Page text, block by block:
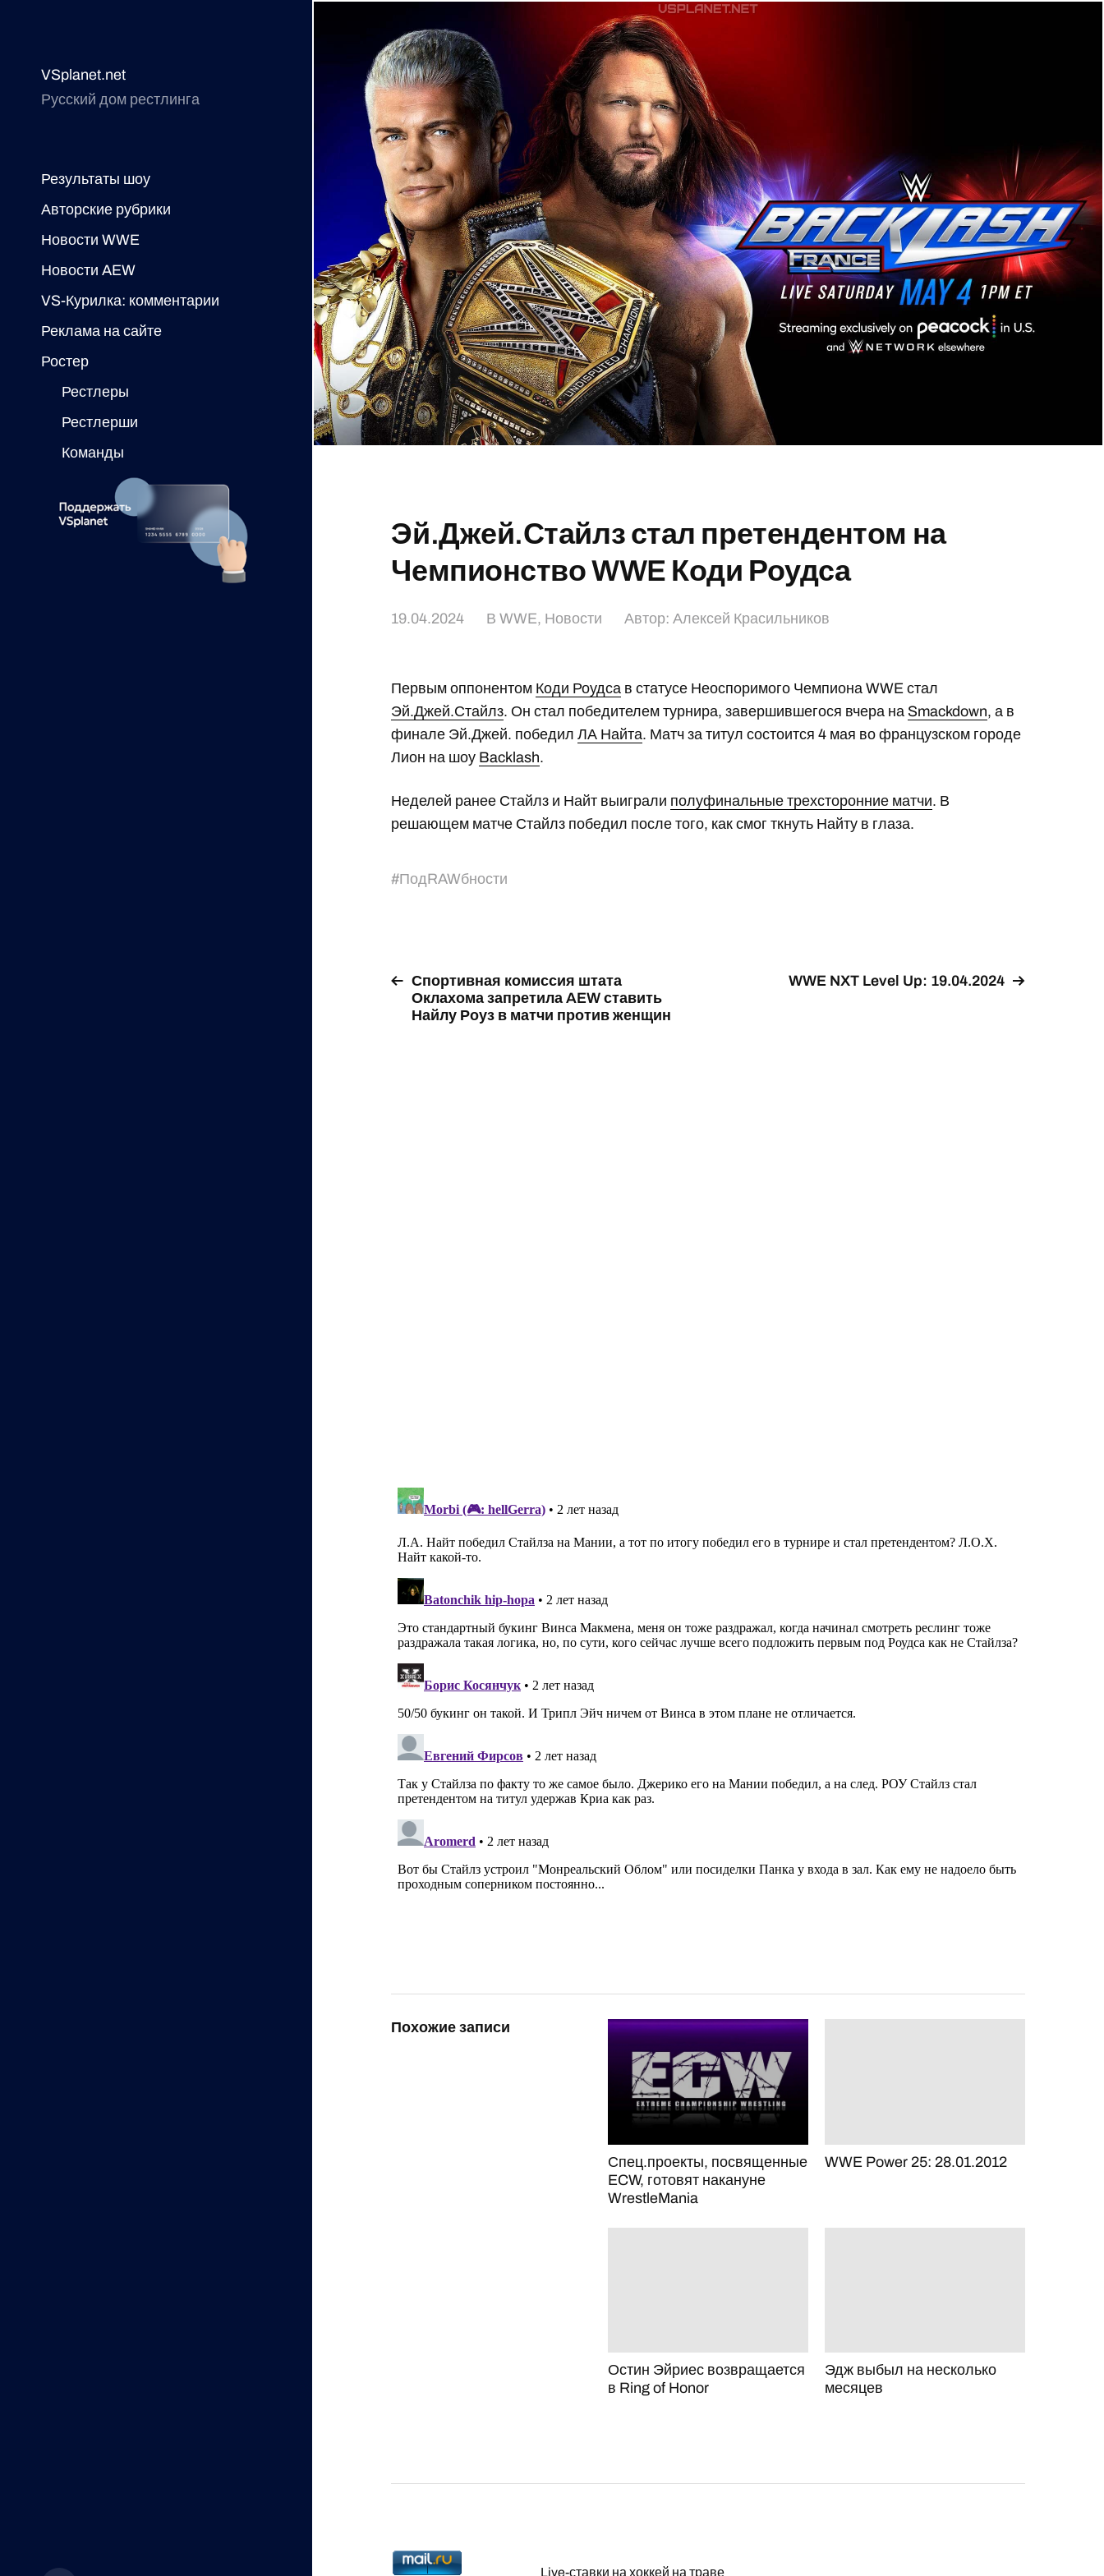
VSplanet.net
Русский дом рестлинга
Результаты шоу
Авторские рубрики
Новости WWE
Новости AEW
VS-Курилка: комментарии
Реклама на сайте
Ростер
Рестлеры
Рестлерши
Команды
Эй.Джей.Стайлз стал претендентом на
Чемпионство WWE Коди Роудса
19.04.2024 ВWWE, Новости Автор:Алексей Красильников
Первым оппонентом Коди Роудса в статусе Неоспоримого Чемпиона WWE стал
Эй.Джей.Стайлз. Он стал победителем турнира, завершившегося вчера на Smackdown, а в
финале Эй.Джей. победилЛА Найта. Матч за титул состоится 4 мая во французском городе
Лион на шоу Backlash.
Неделей ранее Стайлз и Найт выиграли полуфинальные трехсторонние матчи. В
решающем матче Стайлз победил после того, как смог ткнуть Найту в глаза.
#ПодRAWбности
Спортивная комиссия штата
Оклахома запретила AEW ставить
Найлу Роуз в матчи против женщин
WWE NXT Level Up: 19.04.2024
Похожие записи
Спец.проекты, посвященные
ECW, готовят накануне
WrestleMania
WWE Power 25: 28.01.2012
Остин Эйриес возвращается
в Ring of Honor
Эдж выбыл на несколько
месяцев
Live-ставки на хоккей на траве